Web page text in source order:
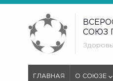
СОЮЗ
ГЛАВНАЯ О СОЮЗЕ